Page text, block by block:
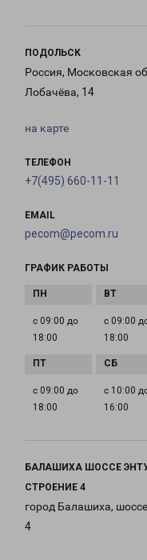
ПОДОЛЬСК
Россия, Московская
Лобачёва, 14
на карте
ТЕЛЕФОН
+7(495) 660-11-11
EMAIL
pecom@pecom.ru
ГРАФИК РАБОТЫ
с 09:00 до
18:00
с 09:00
18:00
с 09:00 до
18:00
с 10:00
16:00
БАЛАШИХА ШОССЕ
СТРОЕНИЕ 4
город Балашиха,
4